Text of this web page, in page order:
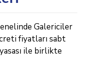
Galericiler
fiyatları sabt
ile birlikte